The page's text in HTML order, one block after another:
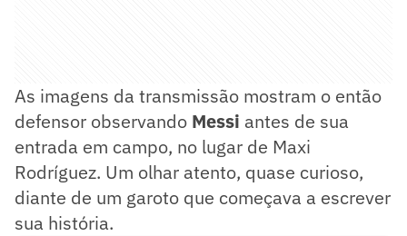
As imagens da transmissão mostram o então
defensor observando Messi antes de sua
entrada em campo, no lugar de Maxi
Rodríguez. Um olhar atento, quase curioso,
diante de um garoto que começava a escrever
sua história.